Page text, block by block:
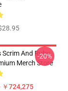
Scrim And Ruby
Merch Store
￥724,275
-20%